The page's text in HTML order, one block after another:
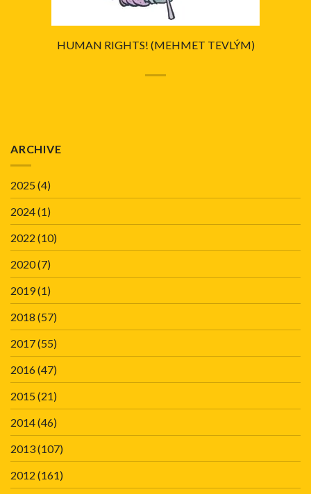
HUMAN RIGHTS! (MEHMET TEVLÝM)
ARCHIVE
2025(4)
2024(1)
2022 (10)
2020(7)
2019(1)
2018 (57)
2017(55)
2016(47)
2015(21)
2014(46)
2013(107)
2012 (161)